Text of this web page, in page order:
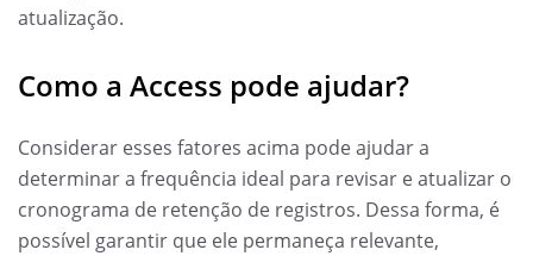
atualização.
Como a Access pode ajudar?
Considerar esses fatores acima pode ajudar a
determinar a frequência ideal para revisar e atualizar o
cronograma de retenção de registros. Dessa forma, é
possível garantir que ele permaneça relevante,